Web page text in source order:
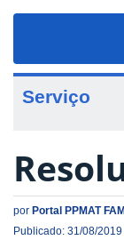
Serviço
por Portal PPMAT
Publicado: 31/08/